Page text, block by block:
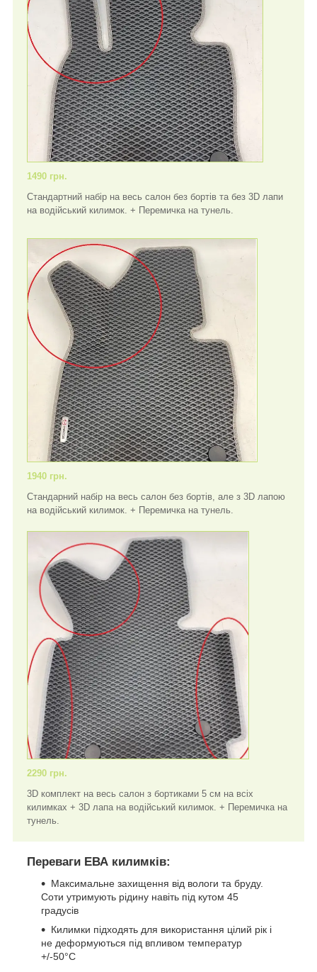
1490 грн.
Стандартний набір на весь салон без бортів та без 3D лапи
на водійський килимок. + Перемичка на тунель.
1940 грн.
Стандарний набір на весь салон без бортів, але з 3D лапою
на водійський килимок. + Перемичка на тунель.
2290 грн.
3D комплект на весь салон з бортиками 5 см на всіх
килимках + 3D лапа на водійський килимок. + Перемичка на
тунель.
Переваги ЕВА килимків:
Максимальне захищення від вологи та бруду.
Соти утримують рідину навіть під кутом 45
градусів
Килимки підходять для використання цілий рік і
не деформуються під впливом температур
+/-50°C